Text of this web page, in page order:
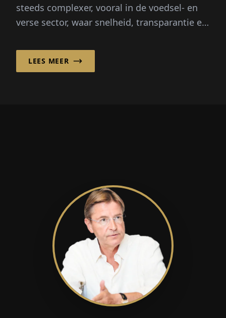
steeds complexer, vooral in de voedsel- en
verse sector, waar snelheid, transparantie en
LEES MEER